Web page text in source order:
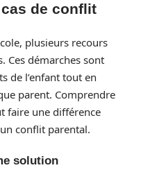
de conflit
plusieurs recours
Ces démarches sont
de l’enfant tout en
parent. Comprendre
faire une différence
conflit parental.
solution